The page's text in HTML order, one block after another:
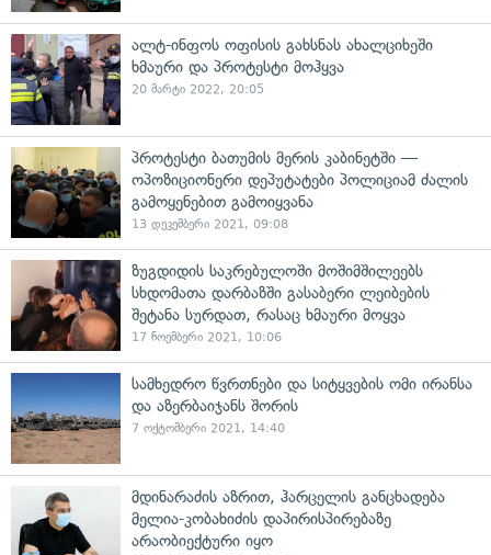
ალტ-ინფოს ოფისის გახსნას ახალციხეში
ხმაური და პროტესტი მოჰყვა
20 მარტი 2022, 20:05
პროტესტი ბათუმის მერის კაბინეტში —
ოპოზიციონერი დეპუტატები პოლიციამ ძალის
გამოყენებით გამოიყვანა
13 დეკემბერი 2021, 09:08
ზუგდიდის საკრებულოში მოშიმშილეებს
სხდომათა დარბაზში გასაბერი ლეიბების
შეტანა სურდათ, რასაც ხმაური მოყვა
17 ნოემბერი 2021, 10:06
სამხედრო წვრთნები და სიტყვების ომი ირანსა
და აზერბაიჯანს შორის
7 ოქტომბერი 2021, 14:40
მდინარაძის აზრით, ჰარცელის განცხადება
მელია-კობახიძის დაპირისპირებაზე
არაობიექტური იყო